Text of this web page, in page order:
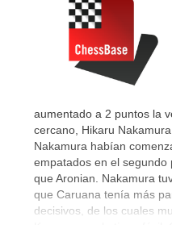
aumentado a 2 puntos la
cercano, Hikaru
Nakamura habían
empatados en el
que Aronian. Nakamura
que Caruana tenía más
decisivos, de los cuales